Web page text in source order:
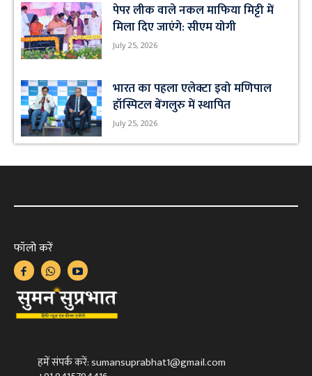
पेपर लीक वाले नकल माफिया मिट्टी में
मिला दिए जाएंगे: सीएम योगी
July 25, 2026
भारत का पहला एलेक्टा इवो मणिपाल
हॉस्पिटल बेंगलुरु में स्थापित
July 25, 2026
फॉलो करें
हमें संपर्क करें: sumansuprabhat1@gmail.com